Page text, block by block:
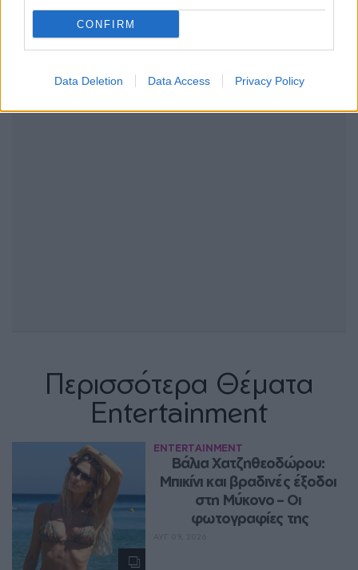
CONFIRM
Data Deletion Data Access Privacy Policy
Περισσότερα Θέματα
Entertainment
ENTERTAINMENT
Βάλια Χατζηθεοδώρου:
Μπικίνι και βραδινές έξοδοι
στη Μύκονο – Οι
φωτογραφίες της